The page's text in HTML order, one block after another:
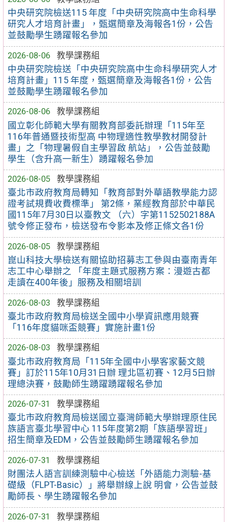
中央研究院檢送115 年度「中央研究院高中生命科學
研究人才培育計畫」，甄選簡章及海報各1份，公告
並鼓勵學生踴躍報名參加
2026-08-06
教學課務組
中央研究院檢送「中央研究院高中生命科學研究人才
培育計畫」115 年度，甄選簡章及海報各1份，公告
並鼓勵學生踴躍報名參加
2026-08-06
教學課務組
國立彰化師範大學有關教育部委託辦理「115年至
116年普通暨技術型高 中物理適性教學教材開發計
畫」之「物理暑假自主學習啟 航站」，公告並鼓勵
學生（含升高一新生）踴躍報名參加
2026-08-05
教學課務組
臺北市政府教育局轉知「教育部對外華語教學能力認
證考試規費收費標準」 第2條，業經教育部於中華民
國115年7月30日以臺教文 （六）字第1152502188A
號令修正發布，檢送發布令影本及修正條文各1份
2026-08-05
教學課務組
崑山科技大學檢送有關協助招募志工參與由臺南青年
志工中心舉辦之 「年度主題式服務方案：漫遊古都
走讀在400年後」服務及相關培訓
2026-08-03
教學課務組
臺北市政府教育局檢送全國中小學資訊應用競賽
「116年度貓咪盃競賽」實施計畫1份
2026-08-03
教學課務組
臺北市政府教育局「115年全國中小學客家藝文競
賽」訂於115年10月31日辦 理北區初賽、12月5日辦
理總決賽，鼓勵師生踴躍踴躍報名參加
2026-07-31
教學課務組
臺北市政府教育局檢送國立臺灣師範大學辦理原住民
族語言臺北學習中心 115年度第2期「族語學習班」
招生簡章及EDM，公告並鼓勵師生踴躍報名參加
2026-07-31
教學課務組
財團法人語言訓練測驗中心檢送「外語能力測驗-基
礎級（FLPT-Basic）」將舉辦線上說 明會，公告並鼓
勵師長、學生踴躍報名參加
2026-07-31
教學課務組